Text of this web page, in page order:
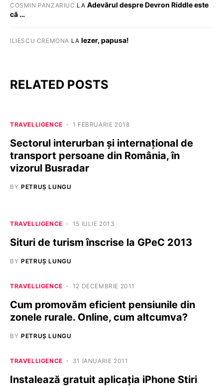
COSMIN PANZARIUC LA Adevărul despre Devron Riddle este
că …
ILIESCU CREMONA LA Iezer, papusa!
RELATED POSTS
TRAVELLIGENCE 1 FEBRUARIE 2018
Sectorul interurban și internațional de
transport persoane din România, în
vizorul Busradar
BY PETRUȘ LUNGU
TRAVELLIGENCE 15 IULIE 2013
Situri de turism înscrise la GPeC 2013
BY PETRUȘ LUNGU
TRAVELLIGENCE 12 DECEMBRIE 2011
Cum promovăm eficient pensiunile din
zonele rurale. Online, cum altcumva?
BY PETRUȘ LUNGU
TRAVELLIGENCE 31 IANUARIE 2011
Instalează gratuit aplicația iPhone Stiri